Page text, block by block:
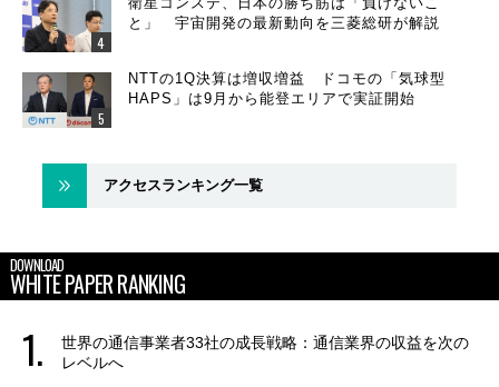
と」 宇宙開発の最新動向を三菱総研が解説
NTTの1Q決算は増収増益 ドコモの「気球型
HAPS」は9月から能登エリアで実証開始
アクセスランキング一覧
DOWNLOAD
WHITE PAPER RANKING
世界の通信事業者33社の成長戦略：通信業界の収益を次の
レベルへ